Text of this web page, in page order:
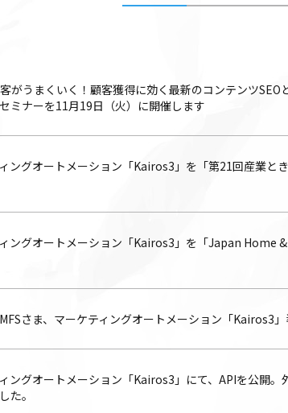
客がうまくいく！顧客獲得に効く最新のコンテンツ
ミナーを11月19日（火）に開催します
ングオートメーション「Kairos3」を「第21回産業と
ングオートメーション「Kairos3」を「Japan Home
さま、マーケティングオートメーション「Kairos3
ングオートメーション「Kairos3」にて、APIを公開
た。